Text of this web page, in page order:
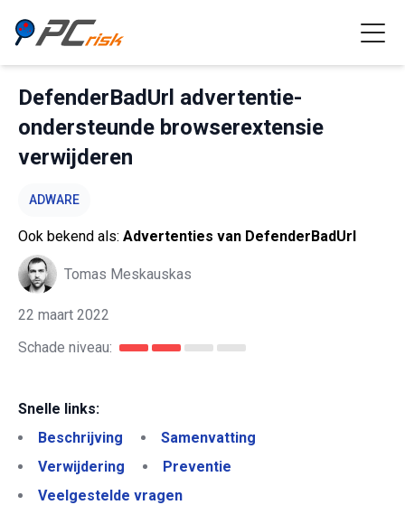
DefenderBadUrl advertentie-
ondersteunde browserextensie
verwijderen
ADWARE
Ook bekend als: Advertenties van DefenderBadUrl
Tomas Meskauskas
22 maart 2022
Schade niveau:
Snelle links:
Beschrijving
Samenvatting
Verwijdering
Preventie
Veelgestelde vragen